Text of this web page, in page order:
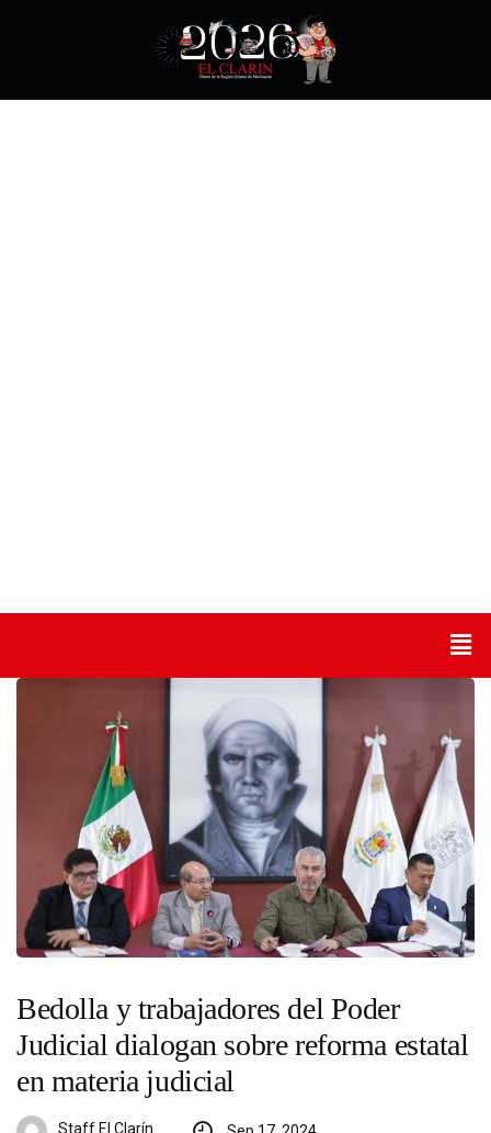
Bedolla y trabajadores del Poder
Judicial dialogan sobre reforma estatal
en materia judicial
Staff El Clarín